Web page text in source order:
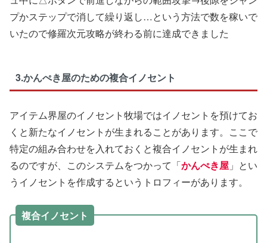
プかステップで消して繰り返し…という方法で数を稼いで
いたので修羅次元攻略が終わる前に達成できました
3.かんぺき屋のための複合イノセント
アイテム界屋のイノセント牧場ではイノセントを預けてお
くと新たなイノセントが生まれることがあります。ここで
特定の組み合わせを入れておくと複合イノセントが生まれ
るのですが、このシステムをつかって「かんぺき屋 」とい
うイノセントを作成するというトロフィーがあります。
複合イノセント